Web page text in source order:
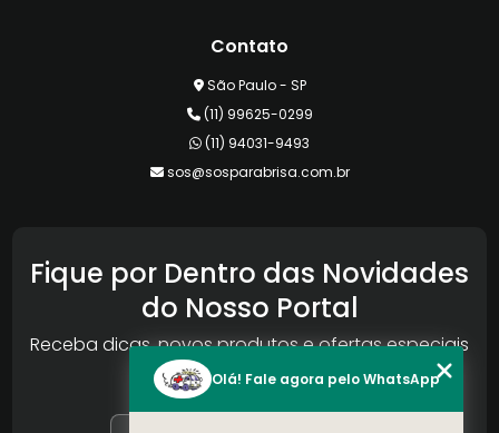
Contato
São Paulo - SP
(11) 99625-0299
(11) 94031-9493
sos@sosparabrisa.com.br
Fique por Dentro das Novidades
do Nosso Portal
Receba dicas, novos produtos e ofertas especiais
da Reconlog
Olá! Fale agora pelo WhatsApp